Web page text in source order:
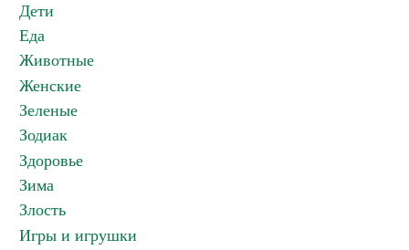
Дети
Еда
Животные
Женские
Зеленые
Зодиак
Здоровье
Зима
Злость
Игры и игрушки